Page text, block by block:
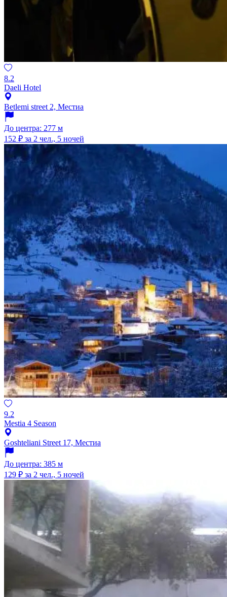
8.2
Daeli Hotel
Betlemi street 2, Местиа
До центра: 277 м
152 ₽ за 2 чел., 5 ночей
9.2
Mestia 4 Season
Goshteliani Street 17, Местиа
До центра: 385 м
129 ₽ за 2 чел., 5 ночей